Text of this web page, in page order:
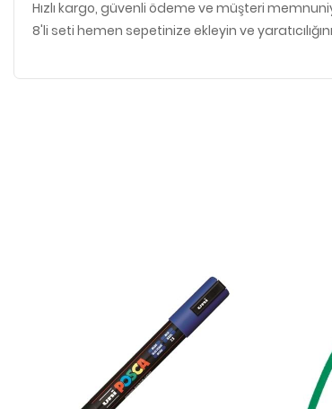
Hızlı kargo, güvenli ödeme ve müşteri
8'li seti hemen sepetinize ekleyin ve